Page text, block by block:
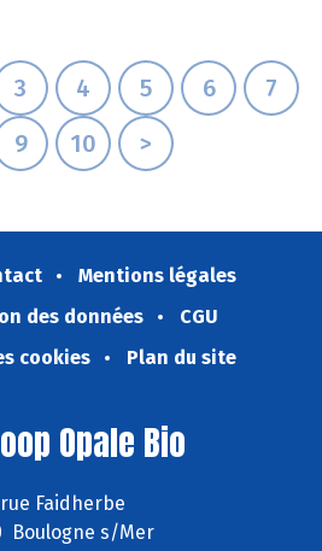
3 4 5 6
7
9 10 >
Mentions légales
des données
CGU
cookies
Plan du site
Opale Bio
Faidherbe
Boulogne s/Mer